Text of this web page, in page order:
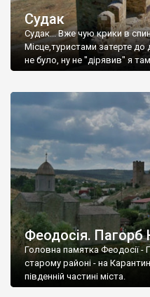
Судак
Судак... Вже чую крики в
Місце,туристами затерте
не було, ну не "дірявив" я
Феодосія. Пагорб
Головна памятка Феодосії -
старому районі - на
південній частині міста.